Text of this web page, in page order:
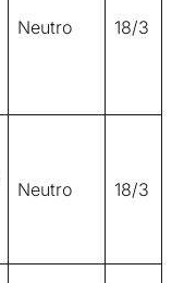
Neutro 18/3
Neutro 18/3